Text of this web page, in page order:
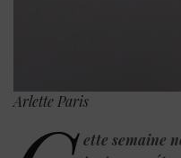
Arlette Paris
ette semaine